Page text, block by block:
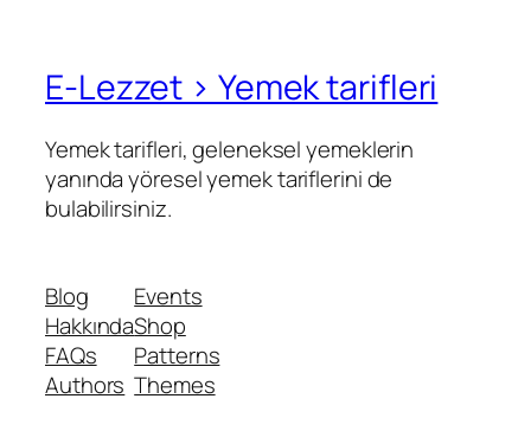
E-Lezzet › Yemek tarifleri
Yemek tarifleri, geleneksel yemeklerin
yanında yöresel yemek tariflerini de
bulabilirsiniz.
Blog
Hakkında
FAQs
Authors
Events
Shop
Patterns
Themes